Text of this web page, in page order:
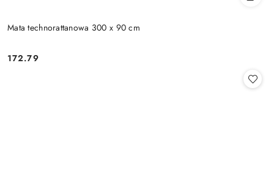
Mata technorattanowa 300 x 90 cm
Cena:
172.79